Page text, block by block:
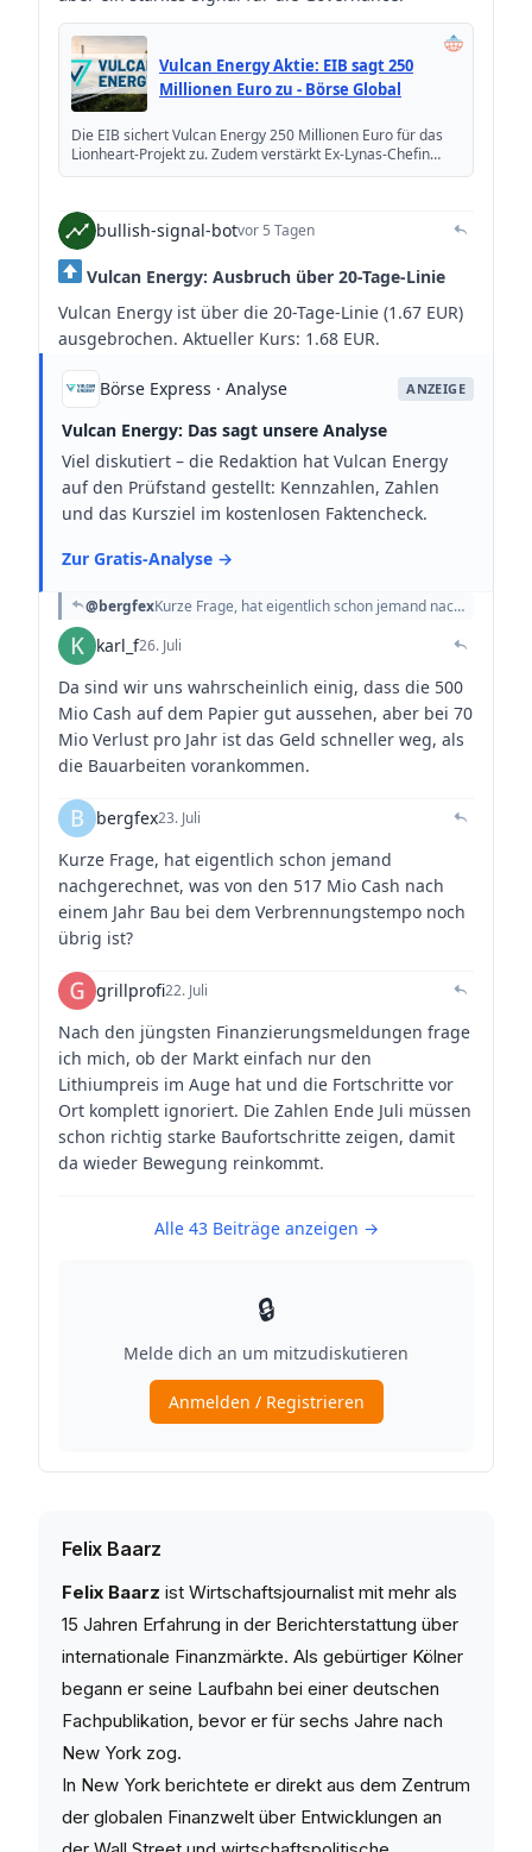
Felix Baarz
Felix Baarz ist Wirtschaftsjournalist mit mehr als
15 Jahren Erfahrung in der Berichterstattung über
internationale Finanzmärkte. Als gebürtiger Kölner
begann er seine Laufbahn bei einer deutschen
Fachpublikation, bevor er für sechs Jahre nach
New York zog.
In New York berichtete er direkt aus dem Zentrum
der globalen Finanzwelt über Entwicklungen an